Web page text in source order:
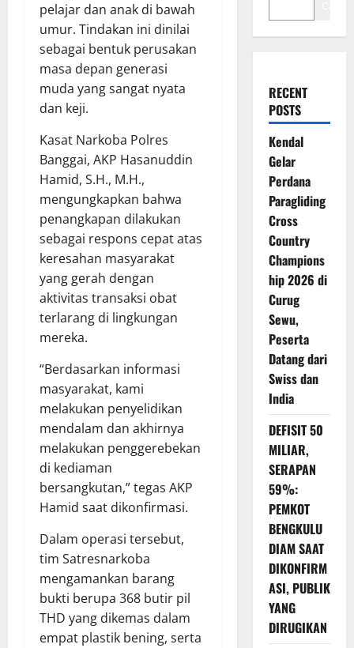
pelajar dan anak di bawah
umur. Tindakan ini dinilai
sebagai bentuk perusakan
masa depan generasi
muda yang sangat nyata
dan keji.
Kasat Narkoba Polres
Banggai, AKP Hasanuddin
Hamid, S.H., M.H.,
mengungkapkan bahwa
penangkapan dilakukan
sebagai respons cepat atas
keresahan masyarakat
yang gerah dengan
aktivitas transaksi obat
terlarang di lingkungan
mereka.
“Berdasarkan informasi
masyarakat, kami
melakukan penyelidikan
mendalam dan akhirnya
melakukan penggerebekan
di kediaman
bersangkutan,” tegas AKP
Hamid saat dikonfirmasi.
Dalam operasi tersebut,
tim Satresnarkoba
mengamankan barang
bukti berupa 368 butir pil
THD yang dikemas dalam
empat plastik bening, serta
RECENT
POSTS
Kendal
Gelar
Perdana
Paragliding
Cross
Country
Champions
hip 2026 di
Curug
Sewu,
Peserta
Datang dari
Swiss dan
India
DEFISIT 50
MILIAR,
SERAPAN
59%:
PEMKOT
BENGKULU
DIAM SAAT
DIKONFIRM
ASI, PUBLIK
YANG
DIRUGIKAN